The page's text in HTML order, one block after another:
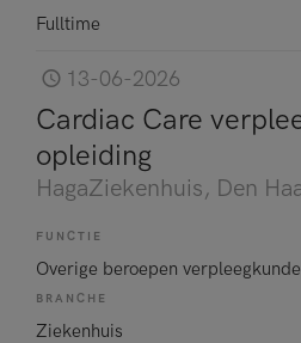
Fulltime
13-06-2026
Cardiac Care
opleiding
HagaZiekenhuis, Den
FUNCTIE
Overige beroepen verpleegkunde
BRANCHE
Ziekenhuis